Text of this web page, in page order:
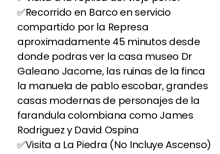
Recorrido en Barco en servicio
compartido por la Represa
aproximadamente 45 minutos desde
donde podras ver la casa museo Dr
Galeano Jacome, las ruinas de la finca
la manuela de pablo escobar, grandes
casas modernas de personajes de la
farandula colombiana como James
Rodriguez y David Ospina
Visita a La Piedra (No Incluye Ascenso)